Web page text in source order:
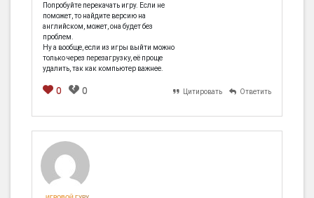
Попробуйте перекачать игру. Если не
поможет, то найдите версию на
английском, может, она будет без
проблем.
Ну а вообще, если из игры выйти можно
только через перезагрузку, её проще
удалить, так как компьютер важнее.
0 0 Цитировать Ответить